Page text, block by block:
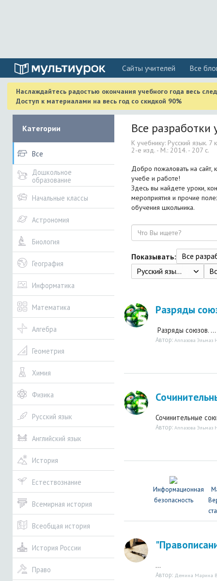
Cайты учителей Все
Наслаждайтесь радостью окончания учебного года весь
Доступ к материалами на весь год со скидкой 90%
Категории
Все
Дошкольное
образование
Начальные классы
Астрономия
Биология
География
Информатика
Математика
Алгебра
Геометрия
Химия
Физика
Русский язык
Английский язык
История
Естествознание
Всемирная история
Всеобщая история
История России
Право
Все разработки
К учебнику: Русский язык.
2-е изд. - М.: 2014. - 207 с.
Добро пожаловать на сайт,
учебе и работе!
Здесь вы найдете уроки,
мероприятия и прочие
обучения школьника.
Поиск
Показывать:
Все
Русский язык. 7 класс. Рыбченкова Л.М., Александрова О.М. и др. 2-е изд. - М.: 2014. - 207 с.
Разряды
Разряды союзов. ...
Автор: Аппазова Эльмаз
Сочинительные
Автор: Аппазова Эльмаз
Информационная
безопасность
...
Автор: Демина Марина